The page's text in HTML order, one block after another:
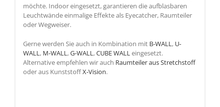
möchte. Indoor eingesetzt, garantieren die aufblasbaren
Leuchtwände einmalige Effekte als Eyecatcher, Raumteiler
oder Wegweiser.
Gerne werden Sie auch in Kombination mit B-WALL, U-
WALL, M-WALL,G-WALL,CUBE WALLeingesetzt.
Alternative empfehlen wir auch Raumteiler aus Stretchstoff
oder aus KunststoffX-Vision.